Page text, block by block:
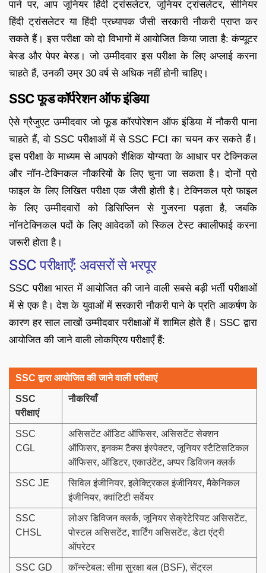
पाने पर, आप जूनियर हिंदी ट्रांसलेटर, जूनियर ट्रांसलेटर, सीनियर
हिंदी ट्रांसलेटर या हिंदी प्रध्यापक जैसी सरकारी नौकरी प्राप्त कर
सकते हैं। इस परीक्षा को दो विभागों में आयोजित किया जाता है: कंप्यूटर
बेस्ड और पेपर बेस्ड। जो उम्मीदवार इस परीक्षा के लिए अप्लाई करना
चाहते हैं, उनकी उम्र 30 वर्ष से अधिक नहीं होनी चाहिए।
SSC फूड कॉर्परेशन ऑफ इंडिया
ऐसे ग्रैजुएट उम्मीदवार जो फूड कॉरपोरेशन ऑफ इंडिया में नौकरी पाना
चाहते हैं, वो SSC परीक्षाओं में से SSC FCI का चयन कर सकते हैं।
इस परीक्षा के माध्यम से आपको शैक्षिक योग्यता के आधार पर टेक्निकल
और नॉन-टेक्निकल नौकरियों के लिए चुना जा सकता है। दोनों प्रो
फाइल के लिए लिखित परीक्षा एक जैसी होती है। टेक्निकल प्रो फाइल
के लिए उम्मीदवारों को डिसिप्लिन से गुजरना पड़ता है, जबकि
नॉनटेक्निकल पदों के लिए आवेदकों को स्किल टेस्ट क्वालीफाई करना
जरूरी होता है।
SSC परीक्षाएँ: अवसरों से भरपूर
SSC परीक्षा भारत में आयोजित की जाने वाली सबसे बड़ी भर्ती परीक्षाओं
में से एक है। देश के युवाओं में सरकारी नौकरी पाने के प्रति आकर्षण के
कारण हर साल लाखों उम्मीदवार परीक्षाओं में शामिल होते हैं। SSC द्वारा
आयोजित की जाने वाली लोकप्रिय परीक्षाएँ हैं:
SSC द्वारा आयोजित की जाने वाली परीक्षाएं
SSC
परीक्षाएं
नौकरियाँ
SSC
CGL
असिसटेंट ऑडिट ऑफिसर, असिसटेंट सेक्शन
ऑफिसर, इनकम टैक्स इंस्पेक्टर, जूनियर स्टैटिसटिकल
ऑफिसर, ऑडिटर, एकाउंटेंट, अप्पर डिविजन क्लर्क
SSC JE
सिविल इंजीनियर, इलेक्ट्रिकल इंजीनियर, मैकेनिकल
इंजीनियर, क्वांटिटी सर्वेयर
SSC
CHSL
लोअर डिविजन क्लर्क, जूनियर सेक्रेटेरियट असिसटेंट,
पोस्टल असिसटेंट, शार्टिंग असिसटेंट, डेटा एंट्री
ऑपरेटर
SSC GD
कॉन्स्टेबल: सीमा सुरक्षा बल (BSF), सेंट्रल